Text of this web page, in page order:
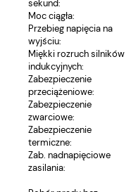
sekund:
Moc ciągła:
Przebieg napięcia na
wyjściu:
Miękki rozruch silników
indukcyjnych:
Zabezpieczenie
przeciążeniowe:
Zabezpieczenie
zwarciowe:
Zabezpieczenie
termiczne:
Zab. nadnapięciowe
zasilania: